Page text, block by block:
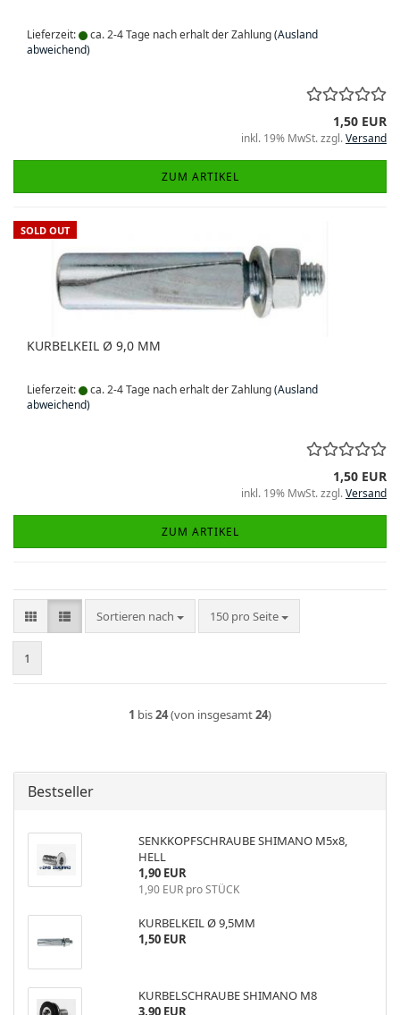
Lieferzeit: ca. 2-4 Tage nach erhalt der Zahlung(Ausland
abweichend)
1,50 EUR
inkl. 19% MwSt. zzgl.Versand
ZUM ARTIKEL
SOLD OUT
KURBELKEIL Ø 9,0 MM
Lieferzeit: ca. 2-4 Tage nach erhalt der Zahlung(Ausland
abweichend)
1,50 EUR
inkl. 19% MwSt. zzgl.Versand
ZUM ARTIKEL
Sortieren nach
Sortieren nach 150 pro Seite
pro Seite
1
1 bis24(von insgesamt24)
Bestseller
SENKKOPFSCHRAUBE SHIMANO M5x8,
HELL
1,90 EUR
1,90 EUR pro STÜCK
KURBELKEIL Ø 9,5MM
1,50 EUR
KURBELSCHRAUBE SHIMANO M8
3,90 EUR